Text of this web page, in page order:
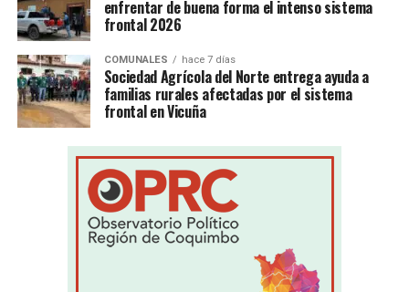
enfrentar de buena forma el intenso sistema
frontal 2026
COMUNALES hace 7 días
Sociedad Agrícola del Norte entrega ayuda a
familias rurales afectadas por el sistema
frontal en Vicuña